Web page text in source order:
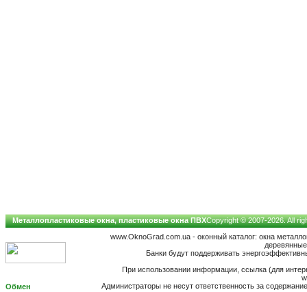
Металлопластиковые окна, пластиковые окна ПВХCopyright © 2007-2026. All
www.OknoGrad.com.ua - оконный каталог: окна
Банки будут поддерживать
При использовании информации, ссылка (для
Администраторы не несут ответственность за
Обмен